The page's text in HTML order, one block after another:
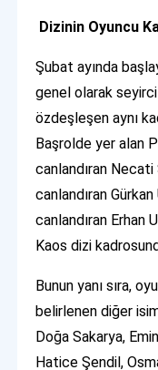
Dizinin Oyuncu
Şubat ayında
genel olarak
özdeşleşen aynı
Başrolde yer alan
canlandıran
canlandıran
canlandıran Erhan
Kaos dizi
Bunun yanı sıra,
belirlenen diğer
Doğa Sakarya,
Hatice Şendil,